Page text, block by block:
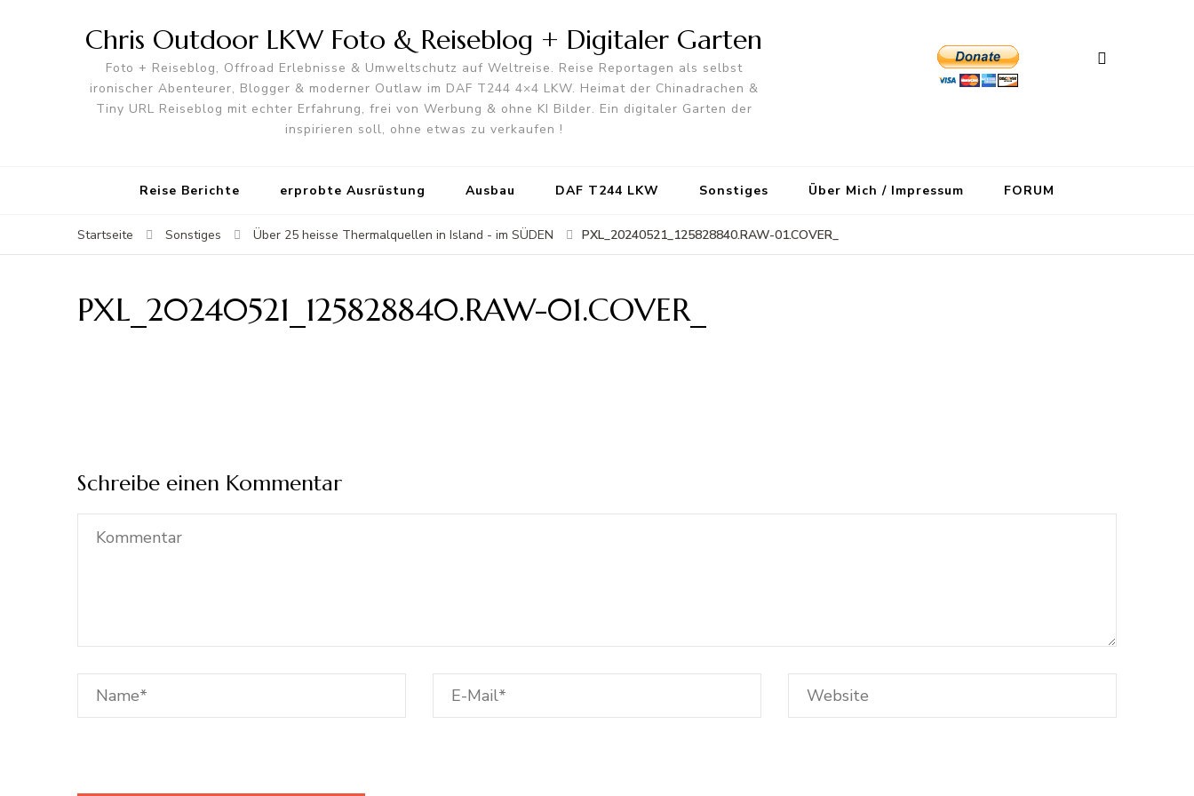
Chris Outdoor LKW Foto & Reiseblog + Digitaler Garten
Foto + Reiseblog, Offroad Erlebnisse & Umweltschutz auf Weltreise. Reise Reportagen als selbst
ironischer Abenteurer, Blogger & moderner Outlaw im DAF T244 4×4 LKW. Heimat der Chinadrachen &
Tiny URL Reiseblog mit echter Erfahrung, frei von Werbung & ohne KI Bilder. Ein digitaler Garten der
inspirieren soll, ohne etwas zu verkaufen !
Reise Berichte erprobte Ausrüstung Ausbau DAF T244 LKW Sonstiges Über Mich / Impressum FORUM
Startseite Sonstiges Über 25 heisse Thermalquellen in Island - im SÜDEN PXL_20240521_125828840.RAW-01.COVER_
PXL_20240521_125828840.RAW-01.COVER_
Schreibe einen Kommentar